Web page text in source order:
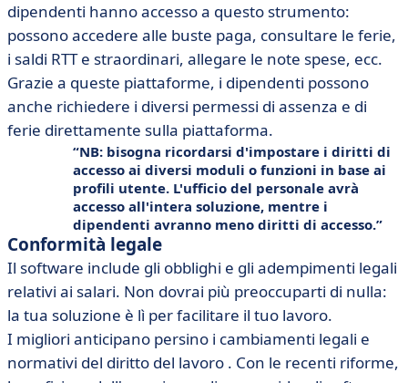
dipendenti hanno accesso a questo strumento:
possono accedere alle buste paga, consultare le ferie,
i saldi RTT e straordinari, allegare le note spese, ecc.
Grazie a queste piattaforme, i dipendenti possono
anche richiedere i diversi permessi di assenza e di
ferie direttamente sulla piattaforma.
NB: bisogna ricordarsi d'impostare i diritti di
accesso ai diversi moduli o funzioni in base ai
profili utente. L'ufficio del personale avrà
accesso all'intera soluzione, mentre i
dipendenti avranno meno diritti di accesso.
Conformità legale
Il software include gli obblighi e gli adempimenti legali
relativi ai salari. Non dovrai più preoccuparti di nulla:
la tua soluzione è lì per facilitare il tuo lavoro.
I migliori anticipano persino i cambiamenti legali e
normativi del diritto del lavoro . Con le recenti riforme,